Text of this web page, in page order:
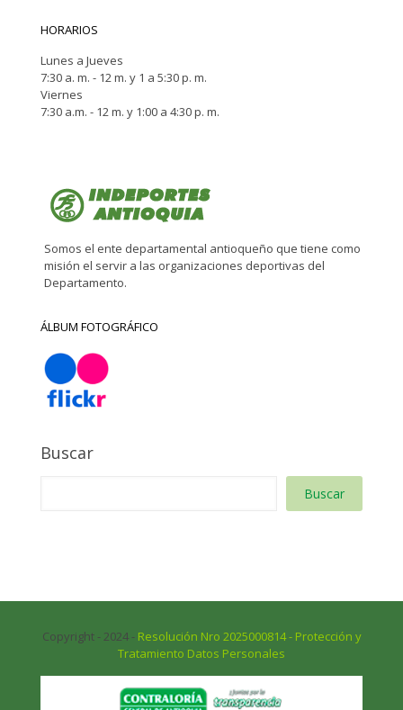
HORARIOS
Lunes a Jueves
7:30 a. m. - 12 m. y 1 a 5:30 p. m.
Viernes
7:30 a.m. - 12 m. y 1:00 a 4:30 p. m.
Somos el ente departamental antioqueño que tiene como
misión el servir a las organizaciones deportivas del
Departamento.
ÁLBUM FOTOGRÁFICO
Buscar
Buscar
Copyright - 2024 - Resolución Nro 2025000814 - Protección y
Tratamiento Datos Personales